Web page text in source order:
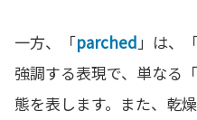
一方、「parched」は、
強調する表現で、単なる
態を表します。また、乾